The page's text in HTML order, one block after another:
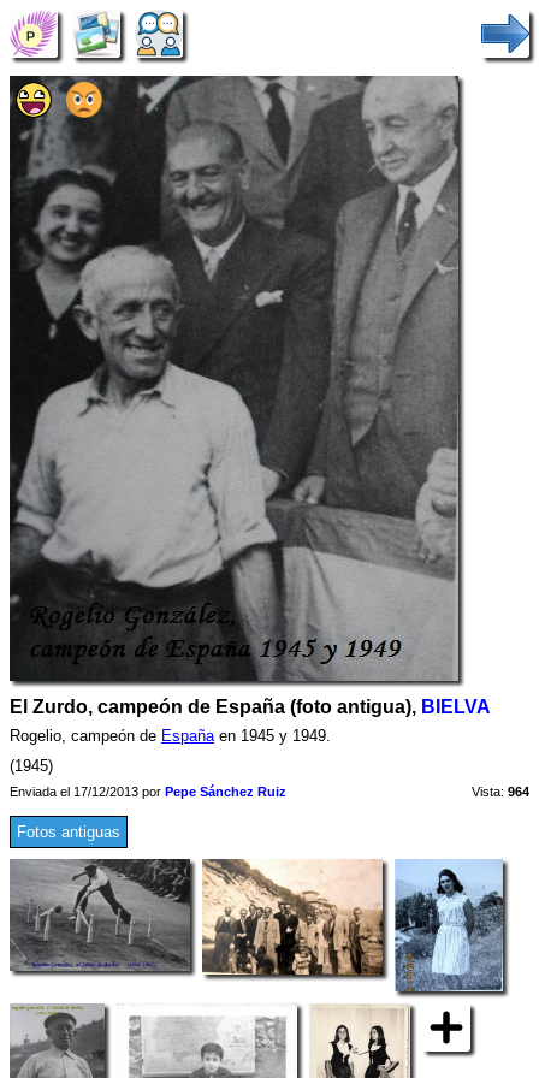
El Zurdo, campeón de España (foto antigua), BIELVA
Rogelio, campeón de Españaen 1945 y 1949.
(1945)
Enviada el 17/12/2013 por Pepe Sánchez Ruiz Vista: 964
Fotos antiguas